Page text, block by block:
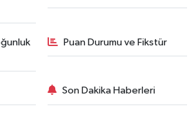
Puan Durumu ve Fikstür
Son Dakika Haberleri